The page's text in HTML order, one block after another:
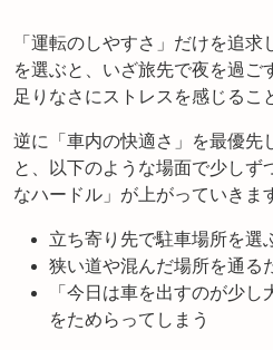
「運転のしやすさ」だけを追
を選ぶと、いざ旅先で夜を過ご
足りなさにストレスを感じるこ
逆に「車内の快適さ」を最優先
と、以下のような場面で少しず
なハードル」が上がっていきま
立ち寄り先で駐車場所を選
狭い道や混んだ場所を通る
「今日は車を出すのが少
をためらってしまう